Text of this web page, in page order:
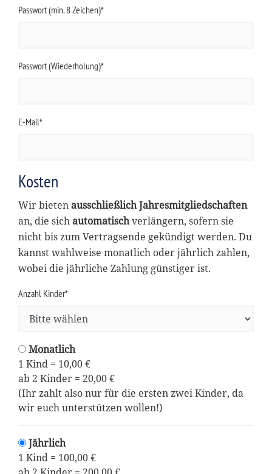
Passwort (min. 8 Zeichen)*
Passwort (Wiederholung)*
E-Mail*
Kosten
Wir bietenausschließlich Jahresmitgliedschaften
an, die sichautomatischverlängern, sofern sie
nicht bis zum Vertragsende gekündigt werden. Du
kannst wahlweise monatlich oder jährlich zahlen,
wobei die jährliche Zahlung günstiger ist.
Anzahl Kinder*
Monatlich
1 Kind = 10,00 €
ab 2 Kinder = 20,00 €
(Ihr zahlt also nur für die ersten zwei Kinder, da
wir euch unterstützen wollen!)
Jährlich
1 Kind = 100,00 €